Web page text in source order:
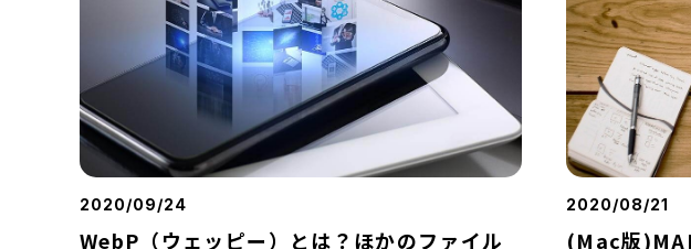
2020/09/24
WebP（ウェッピー）とは？ほかのファイル
2020/08/21
(Mac版